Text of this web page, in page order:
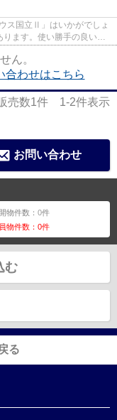
ス国立Ⅱ」はいかがでしょ
ます。使い勝手の良いア
ん。
わせはこちら
売数1件 1-2件表示
お問い合わせ
物件数：0件
物件数：0件
む
る